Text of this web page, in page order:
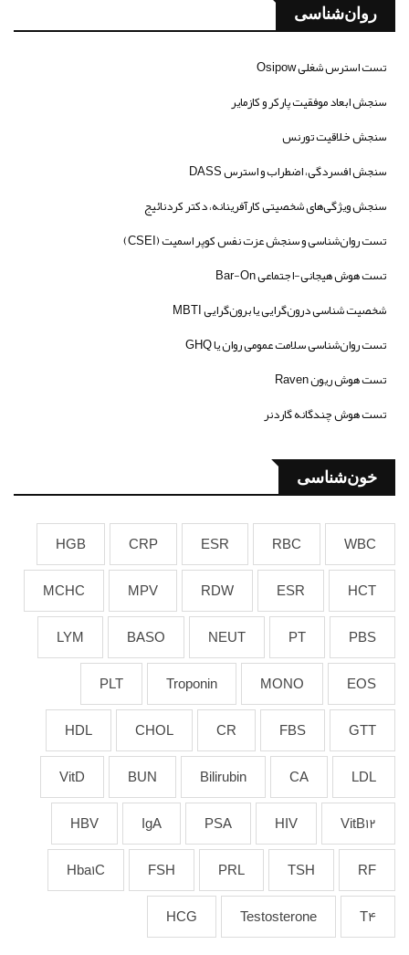
روان‌شناسی
تست استرس شغلی Osipow
سنجش ابعاد موفقیت پارکر و کازمایر
سنجش خلاقیت تورنس
سنجش افسردگی، اضطراب و استرس DASS
سنجش ویژگی‌های شخصیتی کارآفرینانه، دکتر کردنائیج
تست روان‌شناسی و سنجش عزت نفس کوپر اسمیت (CSEI)
تست هوش هیجانی-اجتماعی Bar-On
شخصیت شناسی درون‌گرایی یا برون‌گرایی MBTI
تست روان‌شناسی سلامت عمومی روان یا GHQ
تست هوش ریون Raven
تست هوش چندگانه گاردنر
خون‌شناسی
WBC
RBC
ESR
CRP
HGB
HCT
ESR
RDW
MPV
MCHC
PBS
PT
NEUT
BASO
LYM
EOS
MONO
Troponin
PLT
GTT
FBS
CR
CHOL
HDL
LDL
CA
Bilirubin
BUN
VitD
VitB12
HIV
PSA
IgA
HBV
RF
TSH
PRL
FSH
Hba1C
T4
Testosterone
HCG